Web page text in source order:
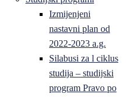
Izmijenjeni
nastavni plan od
2022-2023 a.g.
Silabusi za l ciklus
studija – studijski
program Pravo po